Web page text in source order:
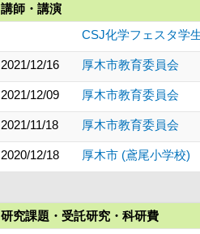
講師・講演
CSJ化学フェスタ学
2021/12/16 厚木市教育委員会
2021/12/09 厚木市教育委員会
2021/11/18 厚木市教育委員会
2020/12/18 厚木市 (鳶尾小学校)
研究課題・受託研究・科研費